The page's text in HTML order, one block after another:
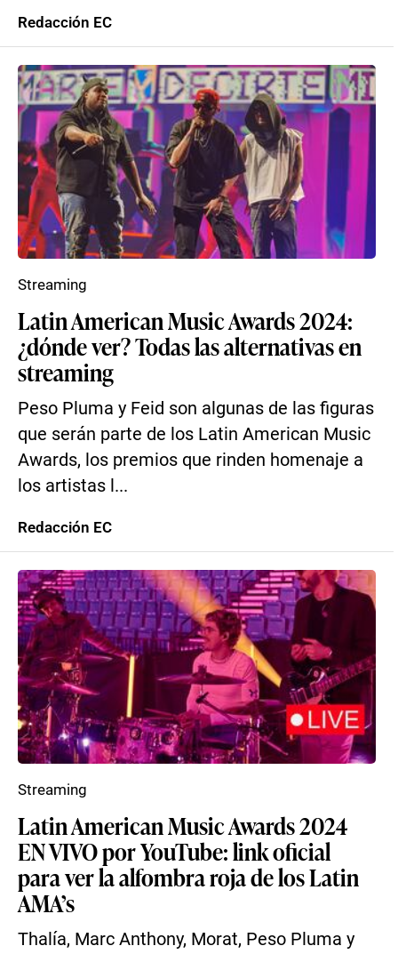
Redacción EC
Latin American Music Awards 2024:
¿dónde ver? Todas las alternativas en
streaming
Peso Pluma y Feid son algunas de las figuras
que serán parte de los Latin American Music
Awards, los premios que rinden homenaje a
los artistas l...
Streaming
Redacción EC
Latin American Music Awards 2024
EN VIVO por YouTube: link oficial
para ver la alfombra roja de los Latin
AMA’s
Thalía, Marc Anthony, Morat, Peso Pluma y
Streaming